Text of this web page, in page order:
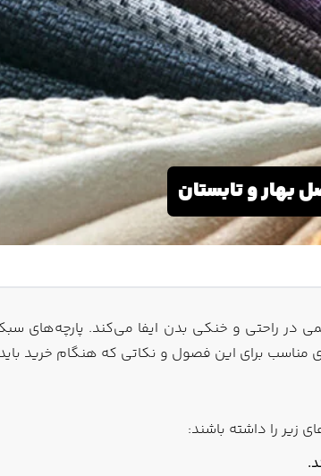
بهار و تابستان
در راحتی و خنکی بدن ایفا می‌کند. پارچه‌های
مناسب برای این فصول و نکاتی که هنگام خرید
زیر را داشته باشند: